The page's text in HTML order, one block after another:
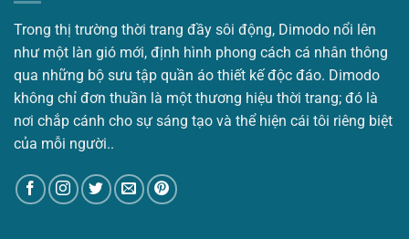
Trong thị trường thời trang đầy sôi động, Dimodo nổi lên
như một làn gió mới, định hình phong cách cá nhân thông
qua những bộ sưu tập quần áo thiết kế độc đáo. Dimodo
không chỉ đơn thuần là một thương hiệu thời trang; đó là
nơi chắp cánh cho sự sáng tạo và thể hiện cái tôi riêng biệt
của mỗi người..